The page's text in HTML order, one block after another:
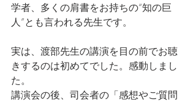
学者、多くの肩書をお持ちの“知の巨
人”とも言われる先生です。
実は、渡部先生の講演を目の前でお聴
きするのは初めてでした。感動しまし
た。
講演会の後、司会者の「感想やご質問